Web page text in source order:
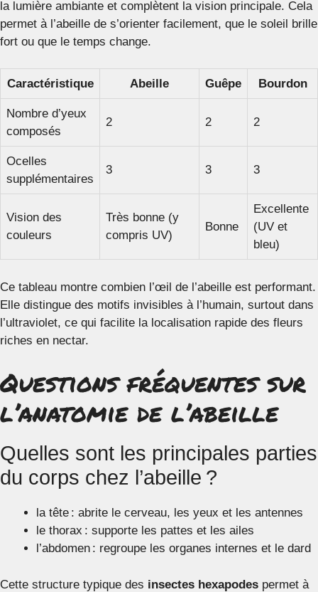
la lumière ambiante et complètent la vision principale. Cela
permet à l’abeille de s’orienter facilement, que le soleil brille
fort ou que le temps change.
Caractéristique Abeille Guêpe Bourdon
Nombre d’yeux
composés
2 2 2
Ocelles
supplémentaires
3 3 3
Vision des
couleurs
Très bonne (y
compris UV)
Bonne
Excellente
(UV et
bleu)
Ce tableau montre combien l’œil de l’abeille est performant.
Elle distingue des motifs invisibles à l’humain, surtout dans
l’ultraviolet, ce qui facilite la localisation rapide des fleurs
riches en nectar.
Questions fréquentes sur
l’anatomie de l’abeille
Quelles sont les principales parties
du corps chez l’abeille ?
la tête : abrite le cerveau, les yeux et les antennes
le thorax : supporte les pattes et les ailes
l’abdomen : regroupe les organes internes et le dard
Cette structure typique des insectes hexapodes permet à